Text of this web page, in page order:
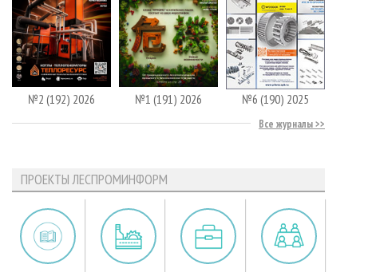
№2 (192) 2026 №1 (191) 2026 №6 (190) 2025
Все журналы
ПРОЕКТЫ ЛЕСПРОМИНФОРМ